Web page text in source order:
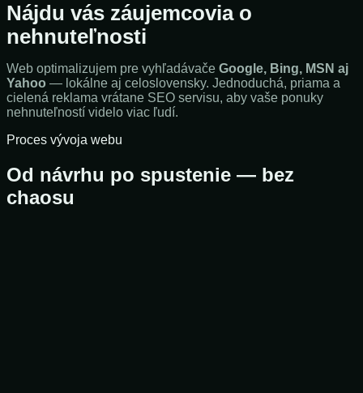
Nájdu vás záujemcovia o
nehnuteľnosti
Web optimalizujem pre vyhľadávače Google, Bing, MSN aj
Yahoo — lokálne aj celoslovensky. Jednoduchá, priama a
cielená reklama vrátane SEO servisu, aby vaše ponuky
nehnuteľností videlo viac ľudí.
Proces vývoja webu
Od návrhu po spustenie — bez
chaosu